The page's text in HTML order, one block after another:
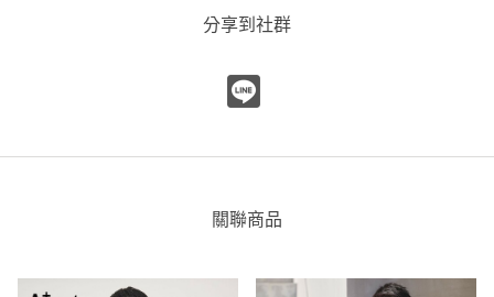
分享到社群
關聯商品